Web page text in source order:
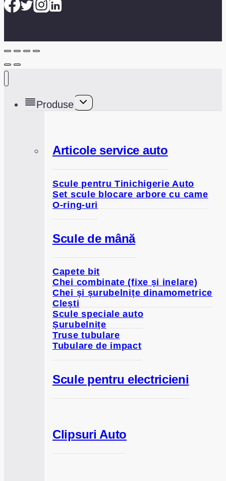
Produse
Toggle
child
Articole service auto
Scule pentru Tinichigerie Auto
Set scule blocare arbore cu came
O-ring-uri
Scule de mână
Capete bit
Chei combinate (fixe și inelare)
Chei și șurubelnițe dinamometrice
Clești
Scule speciale auto
Șurubelnițe
Truse tubulare
Tubulare de impact
Scule pentru electricieni
Clipsuri Auto